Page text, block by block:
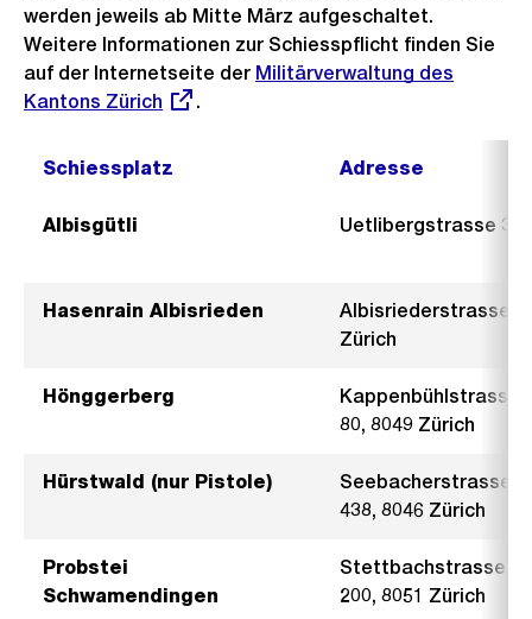
werden jeweils ab Mitte März aufgeschaltet.
Weitere Informationen zur Schiesspflicht finden Sie
auf der Internetseite der Externer
Militärverwaltung des
Kantons Zürich
.
Schiessplatz Adresse
Albisgütli Uetlibergstrasse
Hasenrain Albisrieden
Albisriederstrasse
Zürich
Hönggerberg
Kappenbühlstrasse
80, 8049 Zürich
Hürstwald (nur Pistole)
Seebacherstrasse
438, 8046 Zürich
Probstei
Schwamendingen
Stettbachstrasse
200, 8051 Zürich